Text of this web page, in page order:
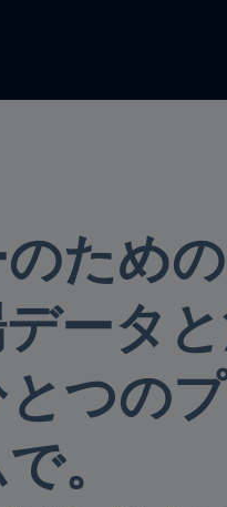
ため
ータ
つの
。